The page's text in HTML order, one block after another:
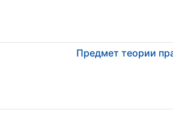
Предмет теории